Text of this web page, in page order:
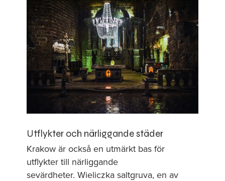
Utflykter och närliggande städer
Krakow är också en utmärkt bas för
utflykter till närliggande
sevärdheter. Wieliczka saltgruva, en av